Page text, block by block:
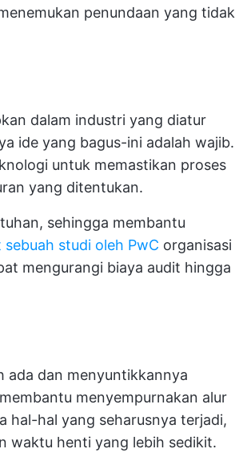
penundaan yang tidak
dalam industri yang diatur
ide yang bagus-ini adalah wajib.
untuk memastikan proses
yang ditentukan.
sehingga membantu
sebuah studi oleh PwC organisasi
mengurangi biaya audit hingga
ada dan menyuntikkannya
menyempurnakan alur
hal-hal yang seharusnya terjadi,
waktu henti yang lebih sedikit.